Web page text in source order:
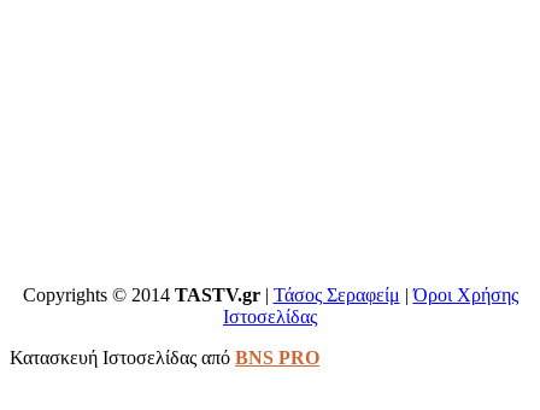
Copyrights © 2014 TASTV.gr| Τάσος Σεραφείμ |Όροι Χρήσης
Ιστοσελίδας
Κατασκευή Ιστοσελίδας από BNS PRO